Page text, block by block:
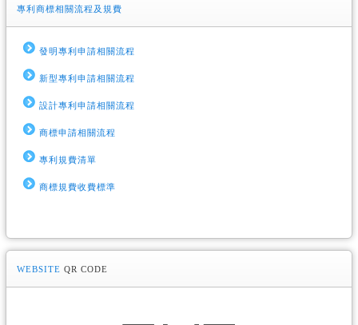
專利商標相關流程及規費
發明專利申請相關流程
新型專利申請相關流程
設計專利申請相關流程
商標申請相關流程
專利規費清單
商標規費收費標準
WEBSITE QR CODE